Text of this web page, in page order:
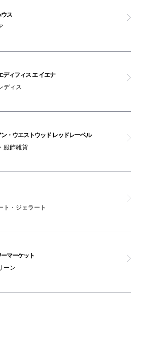
ウス
ディフィス エ イエナ
ディス
・ウエストウッド レッドレーベル
服飾雑貨
ト・ジェラート
マーケット
ーン